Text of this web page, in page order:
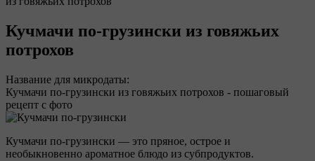
Кучмачи по-грузински из говяжьих
потрохов
Название для микродаты:
Кучмачи по-грузински из говяжьих потрохов - пошаговый
рецепт с фото
Кучмачи по-грузински — это пряное, острое и
необыкновенно ароматное блюдо из субпродуктов.